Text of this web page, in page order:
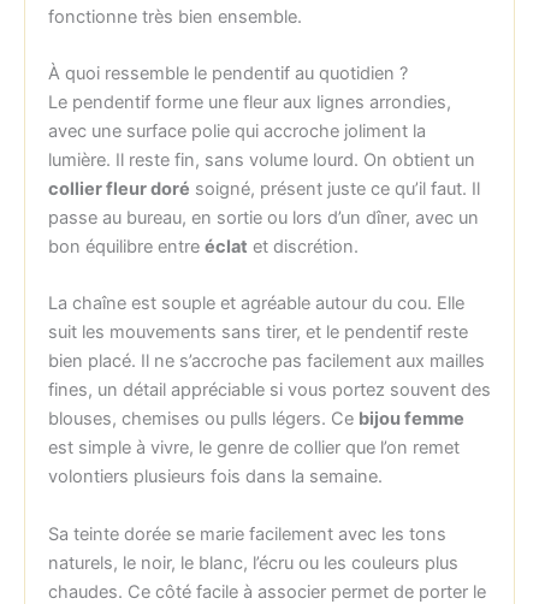
fonctionne très bien ensemble.
À quoi ressemble le pendentif au quotidien ?
Le pendentif forme une fleur aux lignes arrondies,
avec une surface polie qui accroche joliment la
lumière. Il reste fin, sans volume lourd. On obtient un
collier fleur doré soigné, présent juste ce qu’il faut. Il
passe au bureau, en sortie ou lors d’un dîner, avec un
bon équilibre entre éclat et discrétion.
La chaîne est souple et agréable autour du cou. Elle
suit les mouvements sans tirer, et le pendentif reste
bien placé. Il ne s’accroche pas facilement aux mailles
fines, un détail appréciable si vous portez souvent des
blouses, chemises ou pulls légers. Ce bijou femme
est simple à vivre, le genre de collier que l’on remet
volontiers plusieurs fois dans la semaine.
Sa teinte dorée se marie facilement avec les tons
naturels, le noir, le blanc, l’écru ou les couleurs plus
chaudes. Ce côté facile à associer permet de porter le